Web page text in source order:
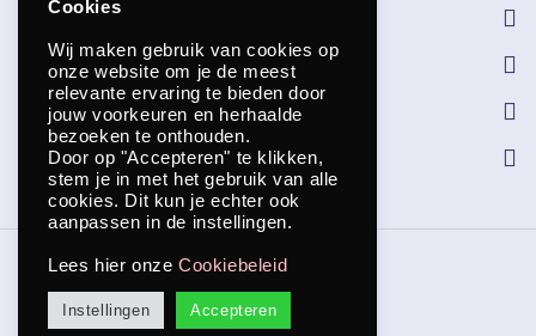
Informatie
Service
Openingstijden
Contact
Copyright © 2026 Apino
Cookies
Wij maken gebruik van cookies op
onze website om je de meest
relevante ervaring te bieden door
jouw voorkeuren en herhaalde
bezoeken te onthouden.
Door op "Accepteren" te klikken,
stem je in met het gebruik van alle
cookies. Dit kun je echter ook
aanpassen in de instellingen.
Lees hier onze Cookiebeleid
Instellingen Accepteren